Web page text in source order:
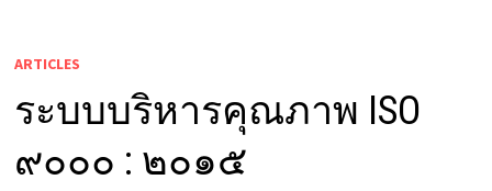
ARTICLES
ระบบบริหารคุณภาพ ISO
๙๐๐๐ : ๒๐๑๕